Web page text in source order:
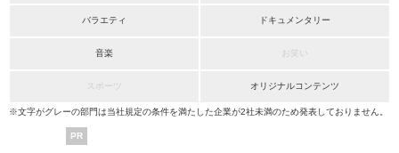
バラエティ ドキュメンタリー
音楽 お笑い
スポーツ オリジナルコンテンツ
※文字がグレーの部門は当社規定の条件を満たした企業が2社未満のため発表しておりません。
PR